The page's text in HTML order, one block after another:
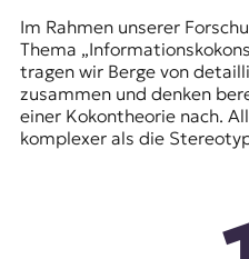
Im Rahmen unserer
Thema
tragen wir Berge von
zusammen und denken
einer Kokontheorie nach.
komplexer als die